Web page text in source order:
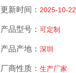
更新时间： 2025-10-22
产品型号： 可定制
产品产地： 深圳
厂商性质： 生产厂家